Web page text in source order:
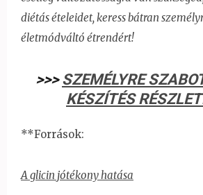
diétás ételeidet,keress bátran
életmódváltó étrendért!
>>>SZEMÉLYRE
KÉSZÍTÉS
**Források:
A glicin jótékony hatása